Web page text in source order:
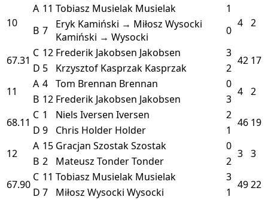
10
A 11 Tobiasz Musielak Musielak
1
4 2
B 7
Eryk Kamiński → Miłosz Wysocki
Kamiński → Wysocki
0
67.31
C 12 Frederik Jakobsen Jakobsen 3
42 17
D 5 Krzysztof Kasprzak Kasprzak
2
11
A 4 Tom Brennan Brennan 0
4 2
B 12 Frederik Jakobsen Jakobsen
3
68.11
C 1 Niels Iversen Iversen 2
46 19
D 9 Chris Holder Holder
1
12
A 15 Gracjan SzostakSzostak 0
3 3
B 2 Mateusz TonderTonder
2
67.90
C 11 Tobiasz Musielak Musielak 3
4922
D 7 Miłosz Wysocki Wysocki
1